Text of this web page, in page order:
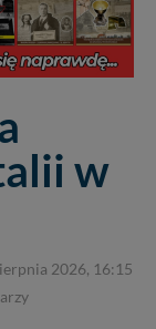
w
2026, 16:15